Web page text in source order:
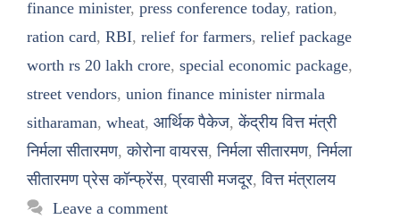
finance minister, press conference today, ration,
ration card, RBI, relief for farmers, relief package
worth rs 20 lakh crore, special economic package,
street vendors, union finance minister nirmala
sitharaman, wheat, आर्थिक पैकेज,केंद्रीय वित्त मंत्री
निर्मला सीतारमण,कोरोना वायरस,निर्मला सीतारमण,निर्मला
सीतारमण प्रेस कॉन्फ्रेंस,प्रवासी मजदूर,वित्त मंत्रालय
Leave a comment